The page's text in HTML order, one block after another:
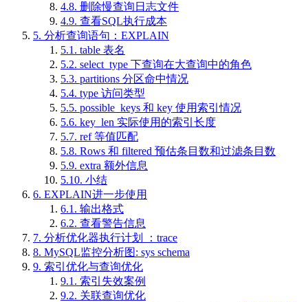
4.8. 删除慢查询日志文件
4.9. 查看SQL执行成本
5. 分析查询语句：EXPLAIN
5.1. table 表名
5.2. select_type 下查询在大查询中的角色
5.3. partitions 分区命中情况
5.4. type 访问类型
5.5. possible_keys 和 key 使用索引情况
5.6. key_len 实际使用的索引长度
5.7. ref 等值匹配
5.8. Rows 和 filtered 预估条目数和过滤条目数
5.9. extra 额外信息
5.10. 小结
6. EXPLAIN进一步使用
6.1. 输出格式
6.2. 查看警告信息
7. 分析优化器执行计划 ：trace
8. MySQL监控分析图: sys schema
9. 索引优化与查询优化
9.1. 索引失效案例
9.2. 关联查询优化